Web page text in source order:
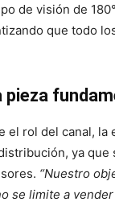
de visión de
que todo
pieza
el rol del canal,
ya
“Nuestro
se limite a